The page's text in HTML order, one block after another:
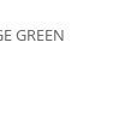
GREEN